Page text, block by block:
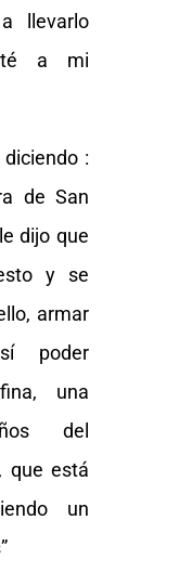
llevarlo
a mi
:
de San
dijo que
y se
armar
poder
una
del
que está
un